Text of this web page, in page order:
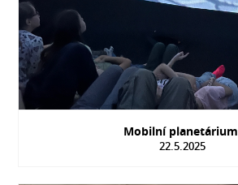
Mobilní planetárium
22.5.2025